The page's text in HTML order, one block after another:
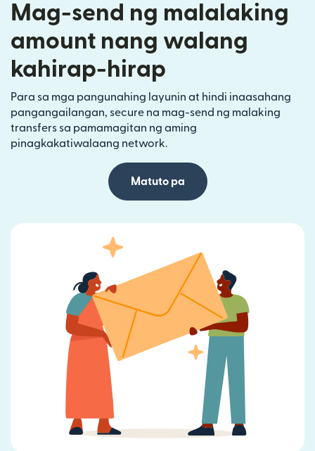
Mag-send ng malalaking
amount nang walang
kahirap-hirap
Para sa mga pangunahing layunin at hindi inaasahang
pangangailangan, secure na mag-send ng malaking
transfers sa pamamagitan ng aming
pinagkakatiwalaang network.
Matuto pa